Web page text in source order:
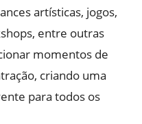
artísticas, jogos,
entre outras
momentos de
criando uma
para todos os